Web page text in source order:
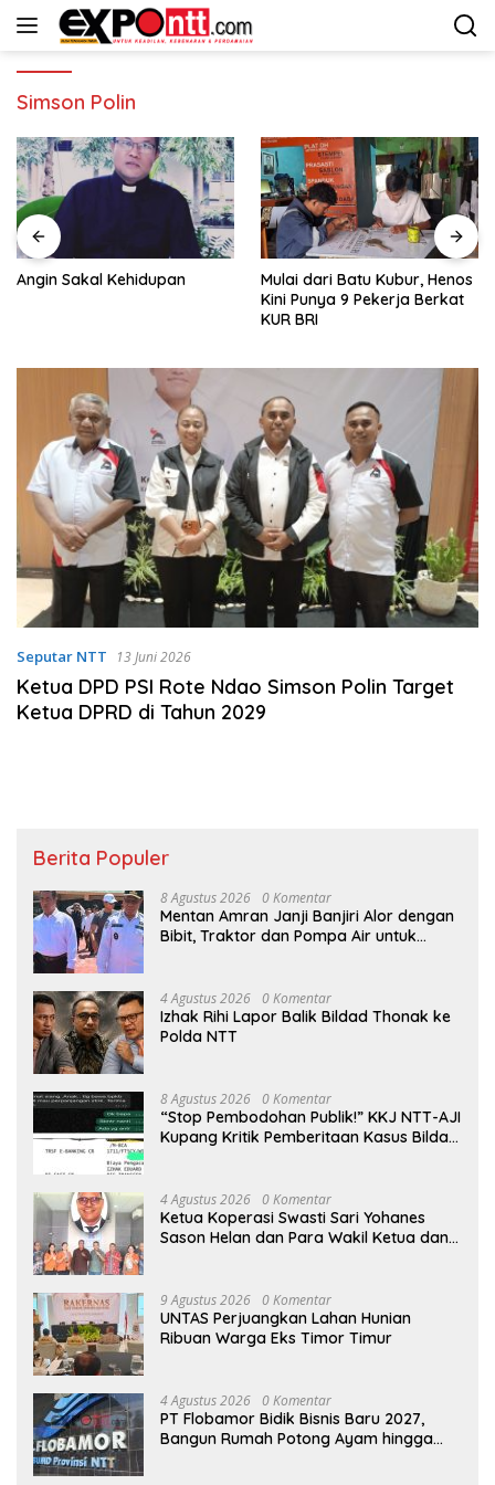
Langsung
Simson Polin
Angin Sakal Kehidupan
Mulai dari Batu Kubur, Henos
Kini Punya 9 Pekerja Berkat
KUR BRI
Seputar NTT 13 Juni 2026
Ketua DPD PSI Rote Ndao Simson Polin Target
Ketua DPRD di Tahun 2029
Berita Populer
8 Agustus 2026 0 Komentar
Mentan Amran Janji Banjiri Alor dengan
Bibit, Traktor dan Pompa Air untuk
4 Agustus 2026 0 Komentar
Izhak Rihi Lapor Balik Bildad Thonak ke
Polda NTT
8 Agustus 2026 0 Komentar
“Stop Pembodohan Publik!” KKJ NTT-AJI
Kupang Kritik Pemberitaan Kasus Bildad
4 Agustus 2026 0 Komentar
Ketua Koperasi Swasti Sari Yohanes
Sason Helan dan Para Wakil Ketua dan
Menyambut Sukacita
9 Agustus 2026 0 Komentar
UNTAS Perjuangkan Lahan Hunian
Ribuan Warga Eks Timor Timur
4 Agustus 2026 0 Komentar
PT Flobamor Bidik Bisnis Baru 2027,
Bangun Rumah Potong Ayam hingga